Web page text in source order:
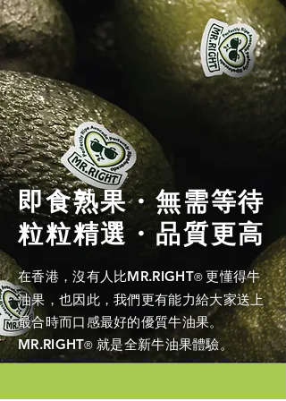
即食熟果・無需等待
粒粒精選・品質更高
在香港，沒有人比MR.RIGHT® 更懂得牛
油果，也因此，我們更有能力給大家送上
最合時而口感最好的優質牛油果。
MR.RIGHT®就是全新牛油果體驗。